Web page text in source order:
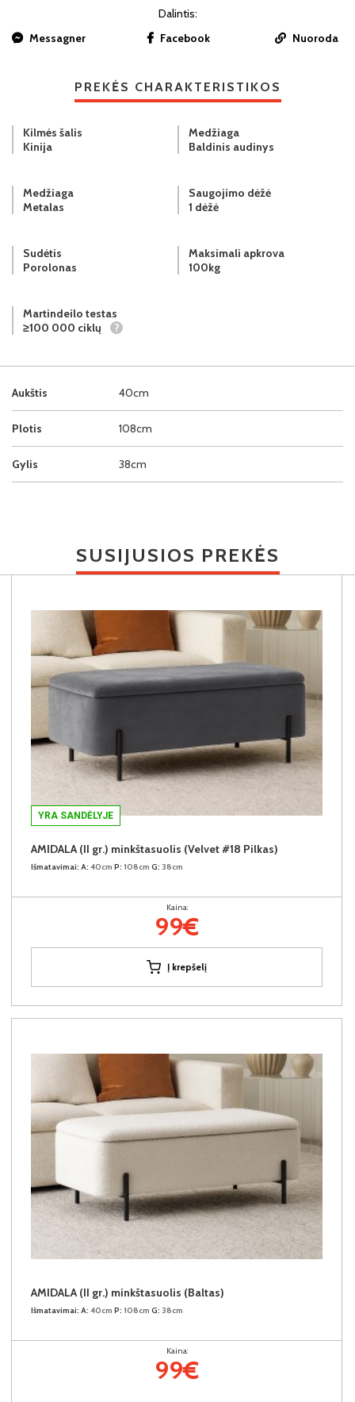
Dalintis:
Messagner
Facebook Nuoroda
PREKĖS CHARAKTERISTIKOS
Aukštis 40cm
Plotis 108cm
Gylis 38cm
Kilmės šalis
Kinija
Medžiaga
Baldinis audinys
Medžiaga
Metalas
Saugojimo dėžė
1 dėžė
Sudėtis
Porolonas
Maksimali apkrova
100kg
Martindeilo testas
≥100 000 ciklų
?
SUSIJUSIOS PREKĖS
YRA SANDĖLYJE
AMIDALA (II gr.) minkštasuolis (Velvet #18 Pilkas)
Išmatavimai: A: 40cm P: 108cm G: 38cm
Kaina:
99€
Į krepšelį
AMIDALA (II gr.) minkštasuolis (Baltas)
Išmatavimai: A: 40cm P: 108cm G: 38cm
Kaina:
99€